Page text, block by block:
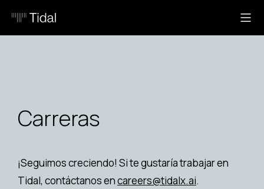
Carreras
¡Seguimos creciendo! Si te gustaría trabajar en
Tidal, contáctanos encareers@tidalx.ai.